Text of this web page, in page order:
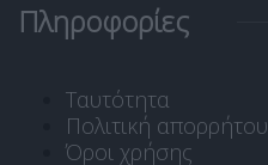
Πληροφορίες
Ταυτότητα
Πολιτική απορρήτου
Όροι χρήσης